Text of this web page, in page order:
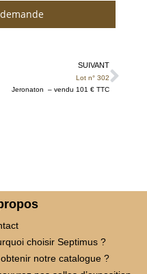
SUIVANT
Lot n° 302
Jeronaton – vendu 101 € TTC
choisir Septimus ?
notre catalogue ?